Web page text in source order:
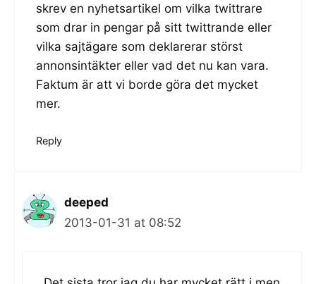
skrev en nyhetsartikel om vilka twittrare
som drar in pengar på sitt twittrande eller
vilka sajtägare som deklarerar störst
annonsintäkter eller vad det nu kan vara.
Faktum är att vi borde göra det mycket
mer.
Reply
deeped
2013-01-31 at 08:52